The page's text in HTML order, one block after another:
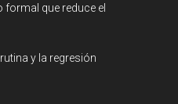
que reduce el
y la regresión